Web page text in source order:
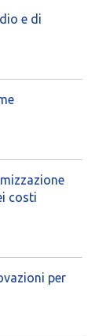
e di
costi
per